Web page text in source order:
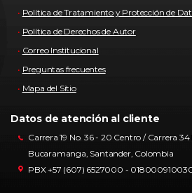
Política de Tratamiento y Protección de
Política de Derechos de Autor
Correo Institucional
Preguntas frecuentes
Mapa del Sitio
Datos de atención al cliente
Carrera 19 No. 36 - 20 Centro / Carrera
Bucaramanga, Santander, Colombia
PBX +57 (607) 6527000 -